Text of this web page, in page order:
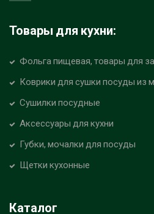
Товары для кухни:
Фольга пищевая, товары для
Коврики для сушки посуды из
Сушилки посудные
Аксессуары для кухни
Губки, мочалки для посуды
Щетки кухонные
Каталог